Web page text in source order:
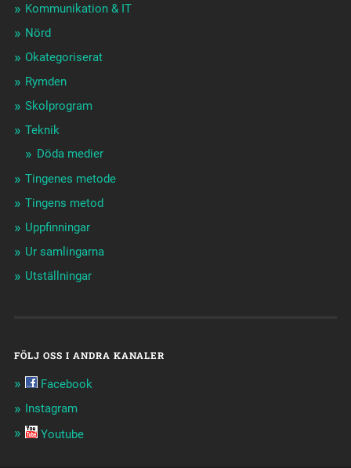
Kommunikation & IT
Nörd
Okategoriserat
Rymden
Skolprogram
Teknik
Döda medier
Tingenes metode
Tingens metod
Uppfinningar
Ur samlingarna
Utställningar
FÖLJ OSS I ANDRA KANALER
Facebook
Instagram
Youtube